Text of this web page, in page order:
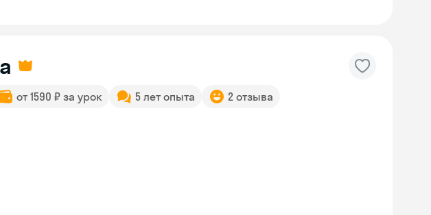
от 1590 ₽ за урок 5 лет опыта 2 отзыва